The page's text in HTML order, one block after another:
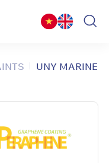
UNY MARINE